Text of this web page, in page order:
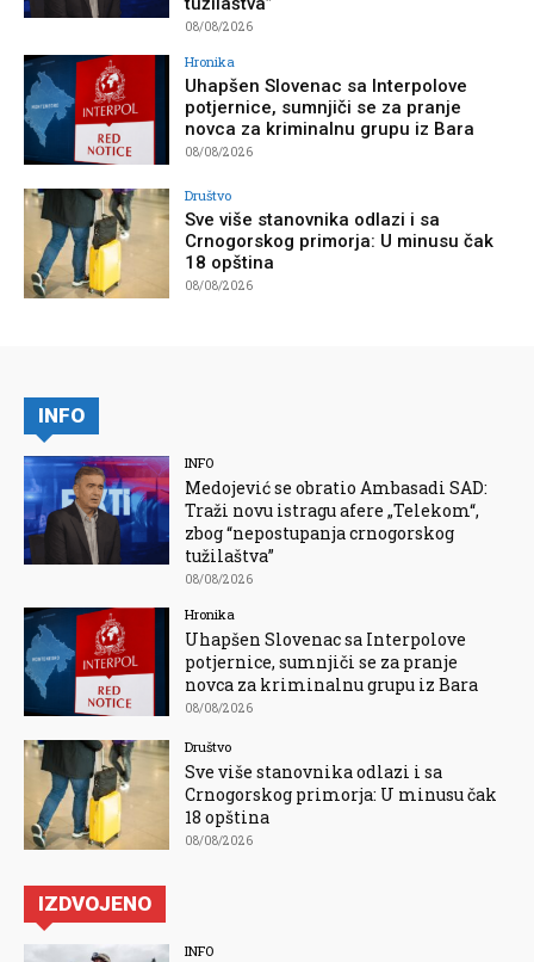
08/08/2026
Hronika
Uhapšen Slovenac sa Interpolove
potjernice, sumnjiči se za pranje
novca za kriminalnu grupu iz Bara
08/08/2026
Društvo
Sve više stanovnika odlazi i sa
Crnogorskog primorja: U minusu čak
18 opština
08/08/2026
INFO
INFO
Medojević se obratio Ambasadi SAD:
Traži novu istragu afere „Telekom“,
zbog “nepostupanja crnogorskog
tužilaštva”
08/08/2026
Hronika
Uhapšen Slovenac sa Interpolove
potjernice, sumnjiči se za pranje
novca za kriminalnu grupu iz Bara
08/08/2026
Društvo
Sve više stanovnika odlazi i sa
Crnogorskog primorja: U minusu čak
18 opština
08/08/2026
IZDVOJENO
INFO